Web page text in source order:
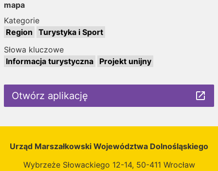
mapa
Kategorie
Region
Turystyka i Sport
Słowa kluczowe
Informacja turystyczna
Projekt unijny
Otwórz aplikację launch
Urząd Marszałkowski Województwa Dolnośląskiego
Wybrzeże Słowackiego 12-14, 50-411 Wrocław